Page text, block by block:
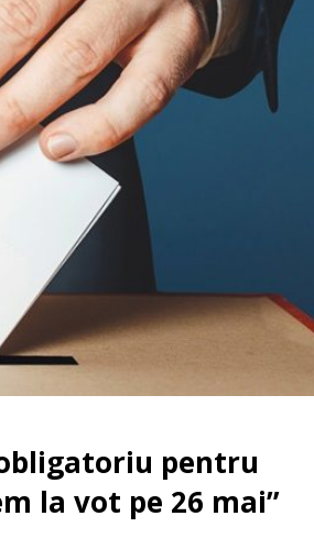
pentru
la vot pe 26 mai”